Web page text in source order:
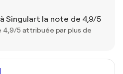
Singulart la note de 4,9/5
4,9/5 attribuée par plus de